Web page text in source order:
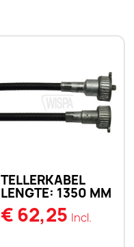
TELLERKABEL
LENGTE: 1350 MM
€ 62,25 Incl.